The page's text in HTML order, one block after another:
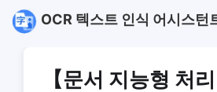
OCR 텍스트 인식 어시스턴
【문서 지능형 처